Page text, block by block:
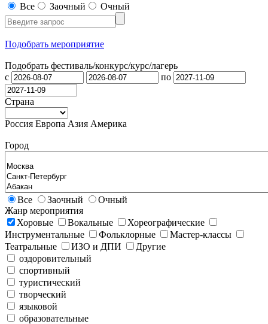
Все
Заочный Очный
Подобрать мероприятие
Подобрать фестиваль/конкурс/курс/лагерь
с
по
Страна
Россия Европа Азия Америка
Город
Все Заочный
Очный
Жанр мероприятия
Хоровые
Вокальные
Хореографические
Инструментальные
Фольклорные
Мастер-классы
Театральные
ИЗО и ДПИ
Другие
оздоровительный
спортивный
туристический
творческий
языковой
образовательные